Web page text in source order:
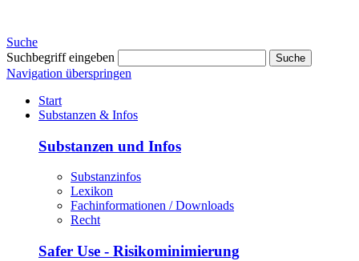
Suche
Suchbegriff eingeben
Suche
Navigation überspringen
Start
Substanzen & Infos
Substanzen und Infos
Substanzinfos
Lexikon
Fachinformationen / Downloads
Recht
Safer Use - Risikominimierung